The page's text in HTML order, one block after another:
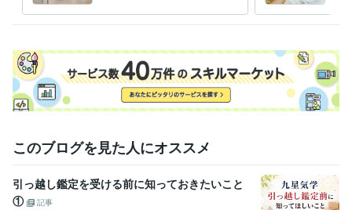
このブログを見た人にオススメ
引っ越し鑑定を受ける前に知っておきたいこと
①
記事